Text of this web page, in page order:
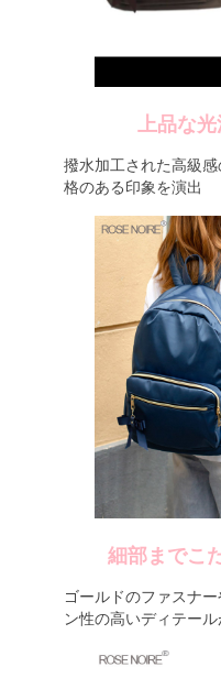
上品な
撥水加工された高級
格のある印象を演出
細部までこ
ゴールドのファスナ
ン性の高いディテー